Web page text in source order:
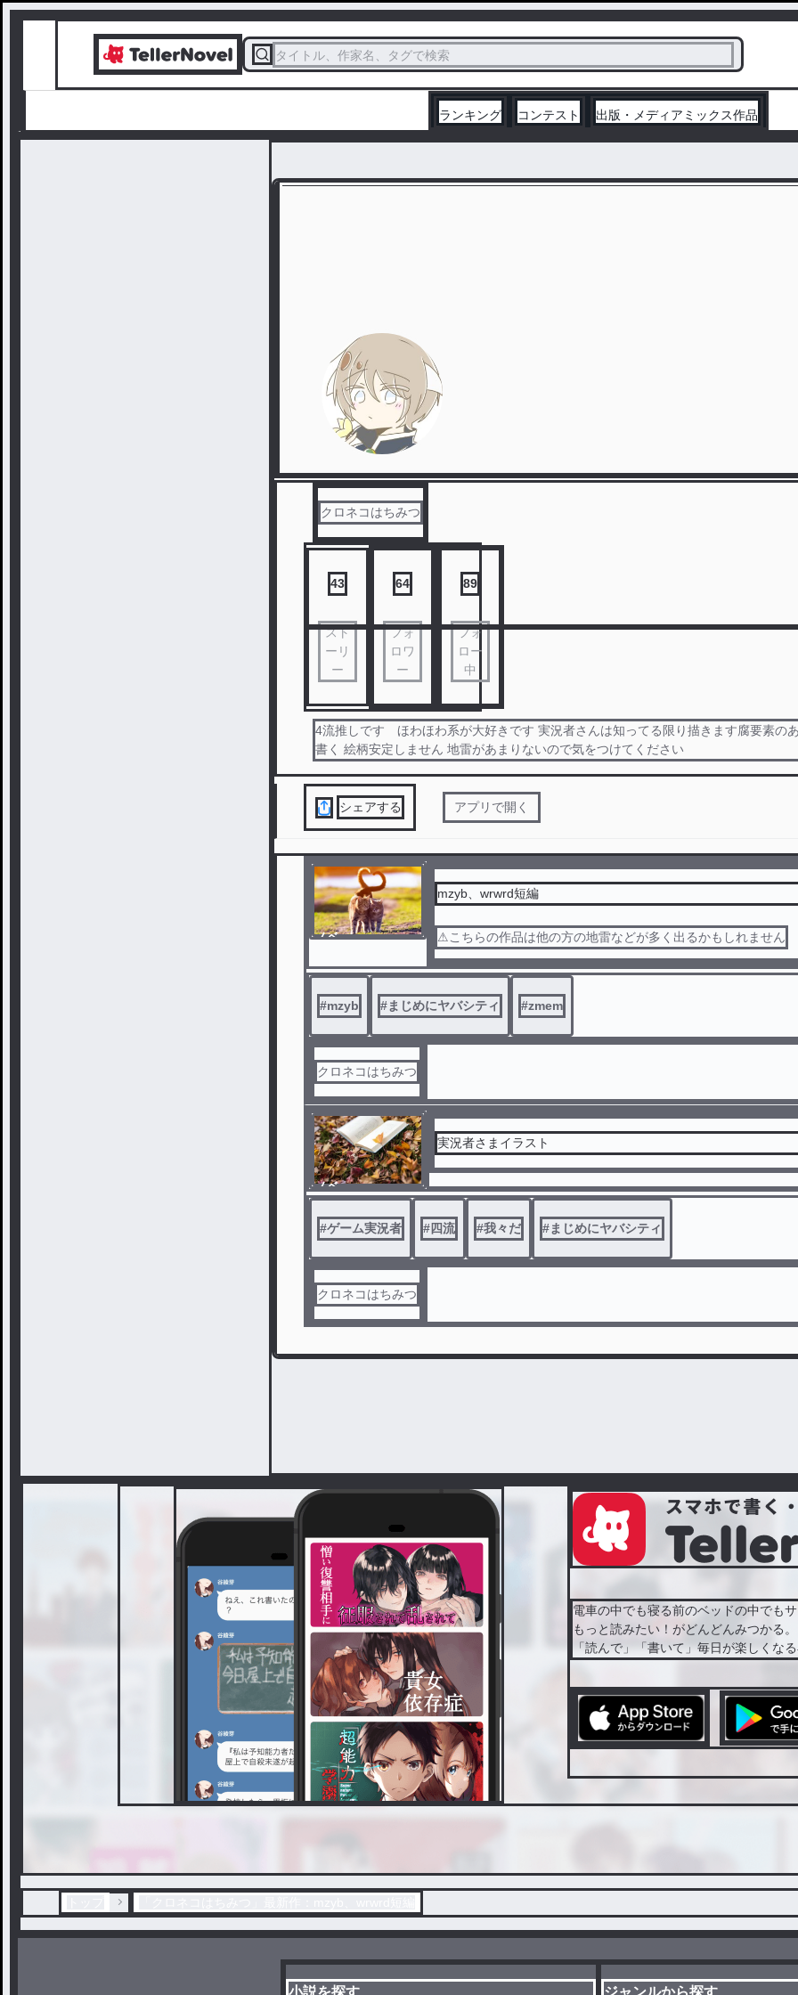
タイトル、作家名、タグで検索
ランキング コンテスト 出版・メディアミックス作品
クロネコはちみつ
43
スト
ーリ
ー
64
フォ
ロワ
ー
89
フォ
ロー
中
4流推しです ほわほわ系が大好きです 実況者さんは知ってる限り描きます腐要素の
書く 絵柄安定しません 地雷があまりないので気をつけてください
シェアする アプリで開く
ノベ
mzyb、wrwrd短編
⚠こちらの作品は他の方の地雷などが多く出るかもしれません
#mzyb #まじめにヤバシティ #zmem
クロネコはちみつ
ノベ
ル
実況者さまイラスト
#ゲーム実況者 #四流 #我々だ #まじめにヤバシティ
クロネコはちみつ
電車の中でも寝る前のベッドの中でもサ
もっと読みたい！がどんどんみつかる。
「読んで」「書いて」毎日が楽しくな
小説を探す ジャンルから探す